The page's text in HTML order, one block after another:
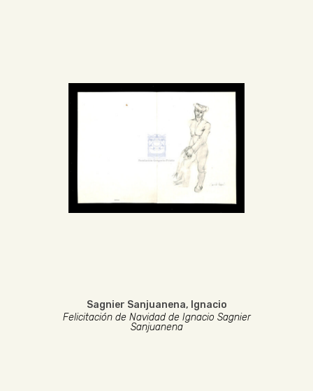
Sagnier Sanjuanena, Ignacio
Felicitación de Navidad de Ignacio Sagnier
Sanjuanena